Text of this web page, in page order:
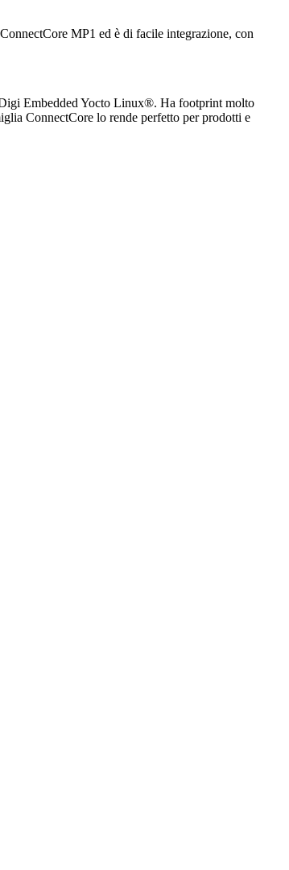
MP1 ed è di facile integrazione, con
Embedded Yocto Linux®. Ha footprint molto
ConnectCore lo rende perfetto per prodotti e